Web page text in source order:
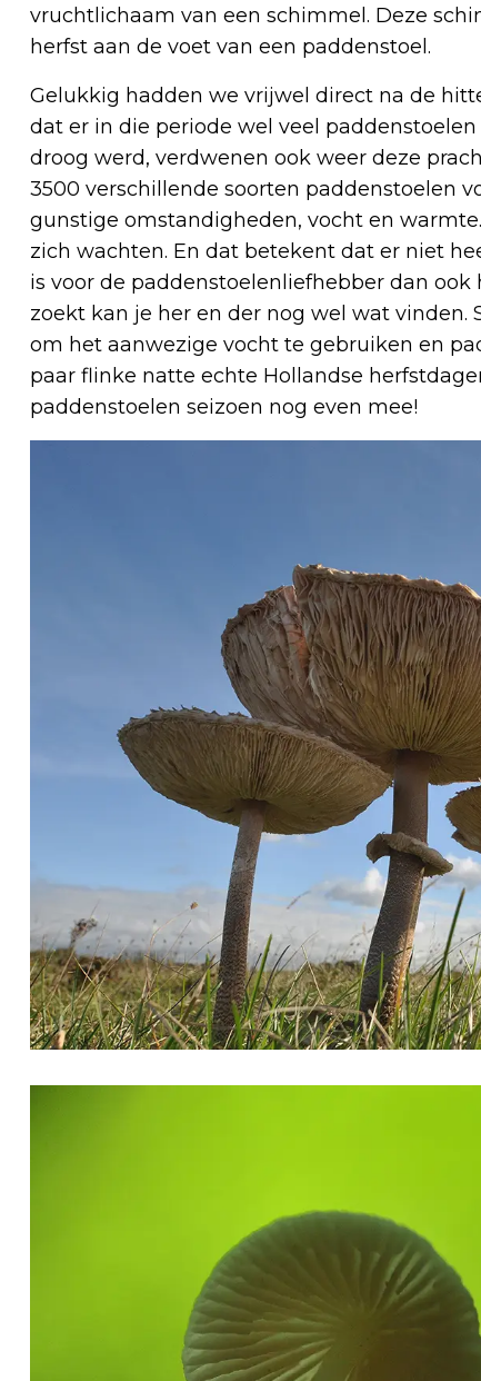
vruchtlichaam van een schimmel. Deze
herfst aan de voet van een paddenstoel.
Gelukkig hadden we vrijwel direct na de
dat er in die periode wel veel
droog werd, verdwenen ook weer deze
3500 verschillende soorten paddenstoelen
gunstige omstandigheden, vocht en
zich wachten. En dat betekent dat er niet
is voor de paddenstoelenliefhebber dan
zoekt kan je her en der nog wel wat
om het aanwezige vocht te gebruiken en
paar flinke natte echte Hollandse
paddenstoelen seizoen nog even mee!